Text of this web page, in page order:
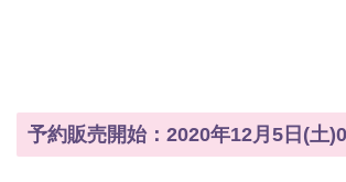
予約販売開始：2020年12月5日(土